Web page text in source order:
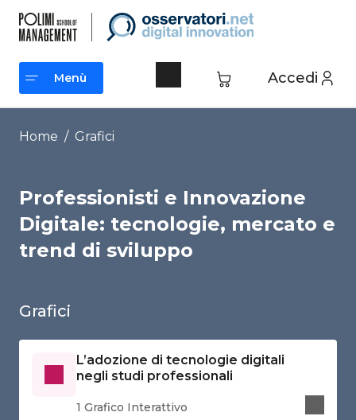
contenuto
Accedi
Menù
Menù
Home / Grafici
Professionisti e Innovazione
Digitale: tecnologie, mercato e
trend di sviluppo
Grafici
L’adozione di tecnologie digitali
negli studi professionali
1 Grafico Interattivo